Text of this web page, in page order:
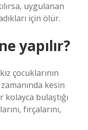
uygulanan
için ölür.
yapılır?
çocuklarının
kesin
bulaştığı
fırçalarını,